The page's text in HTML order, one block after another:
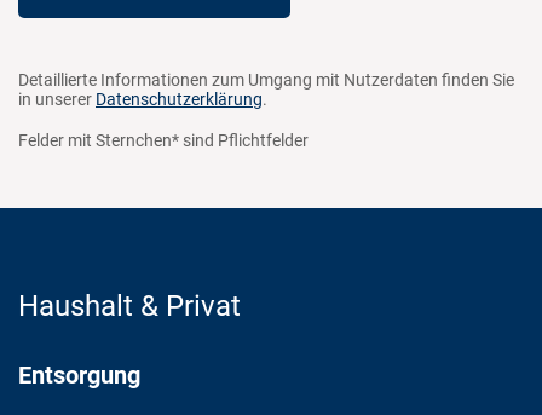
Detaillierte Informationen zum Umgang mit Nutzerdaten finden Sie
in unserer Datenschutzerklärung.
Felder mit Sternchen* sind Pflichtfelder
Haushalt & Privat
Entsorgung